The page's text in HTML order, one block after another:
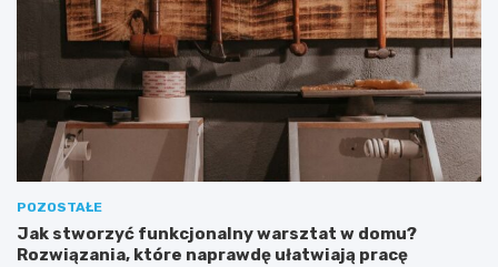
POZOSTAŁE
Jak stworzyć funkcjonalny warsztat w domu?
Rozwiązania, które naprawdę ułatwiają pracę